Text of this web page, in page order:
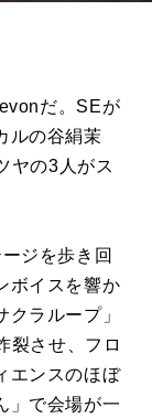
だ。SEが
ルの谷絹茉
ヤの3人がス
ジを歩き回
ボイスを響か
ラループ」
裂させ、フロ
エンスのほぼ
」で会場が一